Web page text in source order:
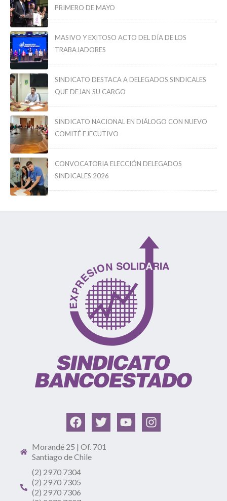
PRIMERO DE MAYO
MASIVO Y EXITOSO ACTO DEL DÍA DE LOS
TRABAJADORES
SINDICATO DESTACA A DELEGADOS SINDICALES
QUE DEJAN SU CARGO
SINDICATO NACIONAL EN DIÁLOGO CON NUEVO
COMITÉ EJECUTIVO
CONVOCATORIA ELECCIÓN DELEGADOS
SINDICALES 2026
Morandé 25 | Of. 701
Santiago de Chile
(2) 2970 7304
(2) 2970 7305
(2) 2970 7306